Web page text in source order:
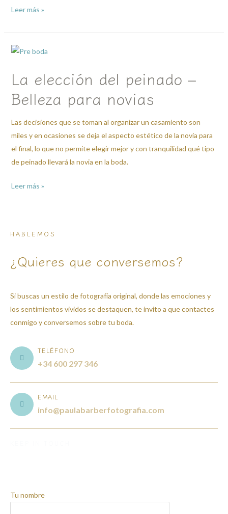
Leer más »
La elección del peinado –
Belleza para novias
Las decisiones que se toman al organizar un casamiento son
miles y en ocasiones se deja el aspecto estético de la novia para
el final, lo que no permite elegir mejor y con tranquilidad qué tipo
de peinado llevará la novia en la boda.
La
del
–
Leer más »
HABLEMOS
¿Quieres que conversemos?
Si buscas un estilo de fotografía original, donde las emociones y
los sentimientos vividos se destaquen, te invito a que contactes
conmigo y conversemos sobre tu boda.
TELÉFONO
+34 600 297 346
EMAIL
info@paulabarberfotografia.com
t
t
e
b
a
e
Tu nombre